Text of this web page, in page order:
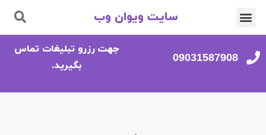
سایت ویوان وب
09031587908
جهت رزرو تبلیغات تماس
بگیرید.